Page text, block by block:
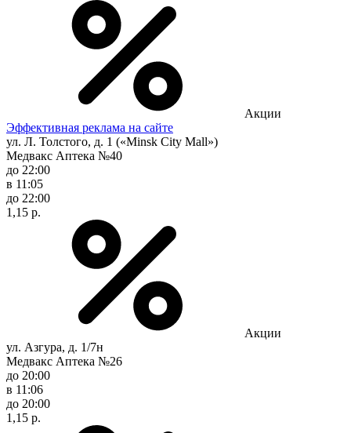
Акции
Эффективная реклама на сайте
ул. Л. Толстого, д. 1 («Minsk City Mall»)
Медвакс Аптека №40
до 22:00
в 11:05
до 22:00
1,15 р.
Акции
ул. Азгура, д. 1/7н
Медвакс Аптека №26
до 20:00
в 11:06
до 20:00
1,15 р.